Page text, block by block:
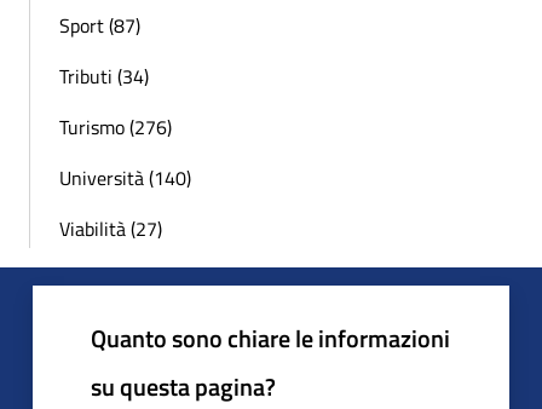
Sport (87)
Tributi (34)
Turismo (276)
Università (140)
Viabilità (27)
Quanto sono chiare le informazioni
su questa pagina?